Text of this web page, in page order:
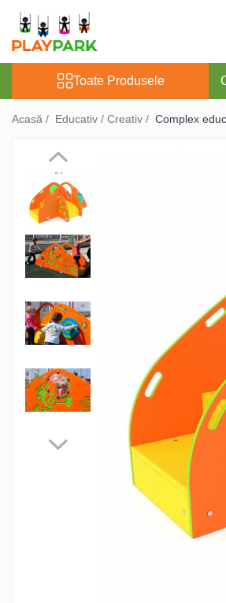
Toate Produsele
Complexe de Joacă
MultiPlay
ROBINIA
WOOD (pentru casă și
Complexe de joacă Interior
Sport - Fitness
Aparate fitness exterior
Complexe WORKOUT
Complexe WORKOUT Kids
Toate Produsele
Acasă / Educativ / Creativ / Complex